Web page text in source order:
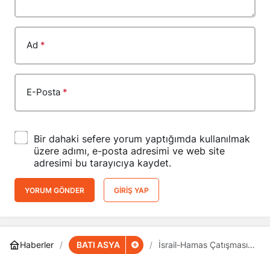
Ad *
E-Posta *
Bir dahaki sefere yorum yaptığımda kullanılmak
üzere adımı, e-posta adresimi ve web site
adresimi bu tarayıcıya kaydet.
YORUM GÖNDER GIRIŞ YAP
Haberler BATI ASYA
İsrail-Hamas Çatışması